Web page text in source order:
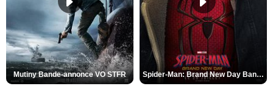
Mutiny Bande-annonce VO STFR Spider-Man: Brand New Day Bande-annonce VO STFR